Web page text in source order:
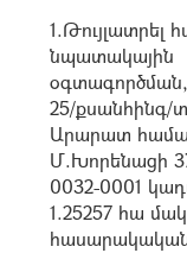
1.Թույլատրել
նպատակային
25/քսանհինգ/
Արարատ
Մ.Խորենացի
0032-0001
1.25257 հա